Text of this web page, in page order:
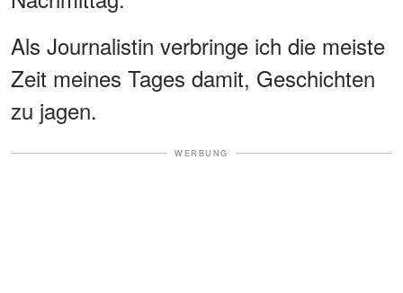
Als Journalistin verbringe ich die meiste
Zeit meines Tages damit, Geschichten
zu jagen.
WERBUNG